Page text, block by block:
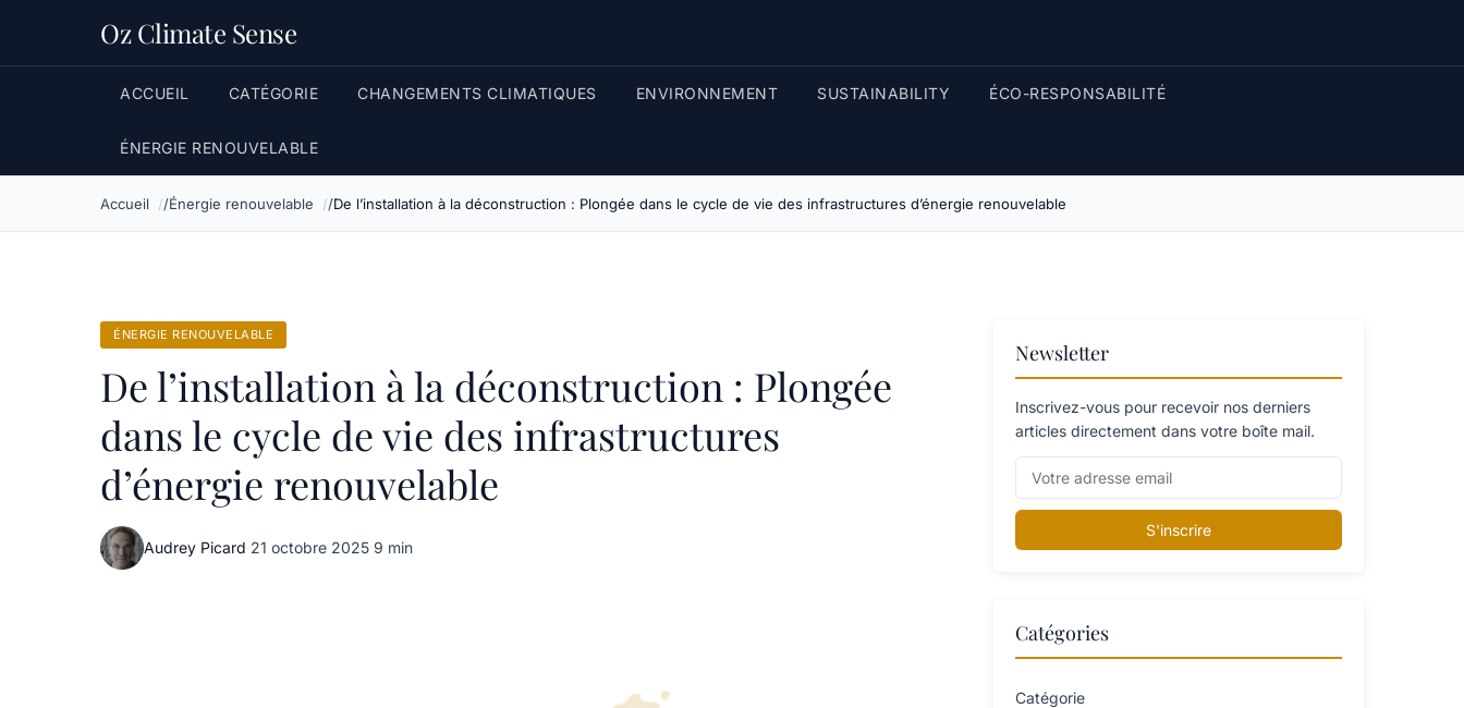
Oz Climate Sense
ACCUEIL CATÉGORIE CHANGEMENTS CLIMATIQUES ENVIRONNEMENT SUSTAINABILITY ÉCO-RESPONSABILITÉ
ÉNERGIE RENOUVELABLE
Accueil Énergie renouvelable De l’installation à la déconstruction : Plongée dans le cycle de vie des infrastructures d’énergie renouvelable
ÉNERGIE RENOUVELABLE
De l’installation à la déconstruction : Plongée
dans le cycle de vie des infrastructures
d’énergie renouvelable
Audrey Picard·21 octobre 2025·9 min
Newsletter
Inscrivez-vous pour recevoir nos derniers
articles directement dans votre boîte mail.
S'inscrire
Catégories
Catégorie